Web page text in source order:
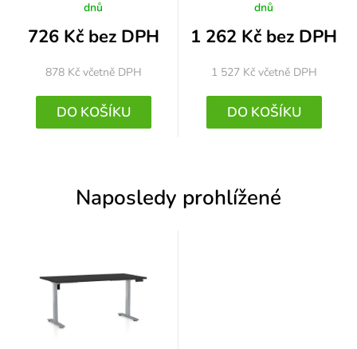
dnů
726 Kč bez DPH
878 Kč včetně DPH
DO KOŠÍKU
dnů
1 262 Kč bez DPH
1 527 Kč včetně DPH
DO KOŠÍKU
Naposledy prohlížené